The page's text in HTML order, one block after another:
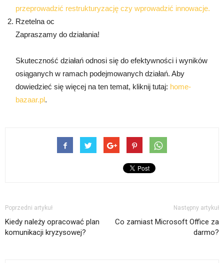
przeprowadzić restrukturyzację czy wprowadzić innowacje.
Rzetelna oc
Zapraszamy do działania!
Skuteczność działań odnosi się do efektywności i wyników
osiąganych w ramach podejmowanych działań. Aby
dowiedzieć się więcej na ten temat, kliknij tutaj: home-
bazaar.pl.
Poprzedni artykuł
Kiedy należy opracować plan
komunikacji kryzysowej?
Następny artykuł
Co zamiast Microsoft Office za
darmo?